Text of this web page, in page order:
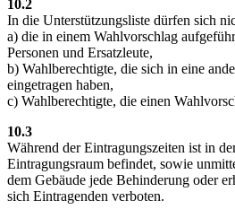
10.2
In die Unterstützungsliste dürfen sich
a) die in einem Wahlvorschlag
Personen und Ersatzleute,
b) Wahlberechtigte, die sich in eine
eingetragen haben,
c) Wahlberechtigte, die einen
10.3
Während der Eintragungszeiten ist in
Eintragungsraum befindet, sowie
dem Gebäude jede Behinderung oder
sich Eintragenden verboten.